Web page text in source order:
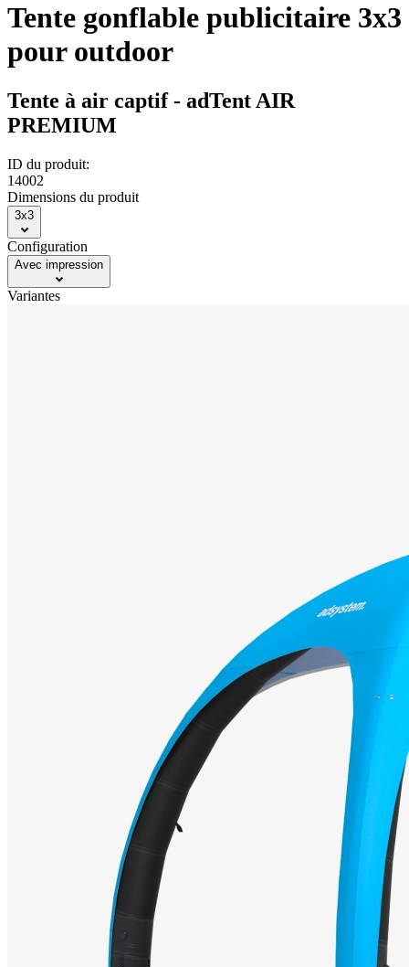
Tente gonflable publicitaire 3x3
pour outdoor
Tente à air captif - adTent AIR
PREMIUM
ID du produit:
14002
Dimensions du produit
3x3
Configuration
Avec impression
Variantes